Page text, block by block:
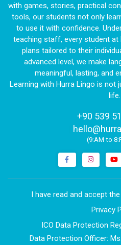
with games, stories, practical
tools, our students not only
to use it with confidence.
teaching staff, every student
plans tailored to their
advanced level, we make
meaningful, lasting, and
Learning with Hurra Lingo is not
life.
+90 539
(9:AM to
I have read and accept
Privacy
ICO Data Protection
Data Protection Officer: